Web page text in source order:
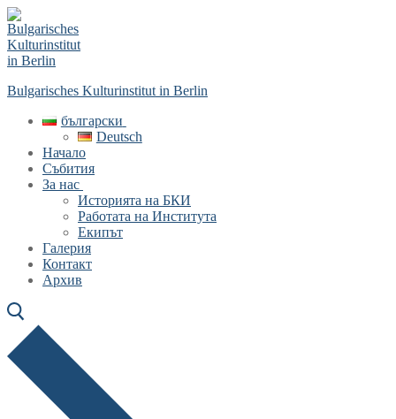
Skip
to
content
Menu
Close
Bulgarisches Kulturinstitut in Berlin
български
Deutsch
Начало
Събития
За нас
Историята на БКИ
Работата на Института
Екипът
Галерия
Контакт
Архив